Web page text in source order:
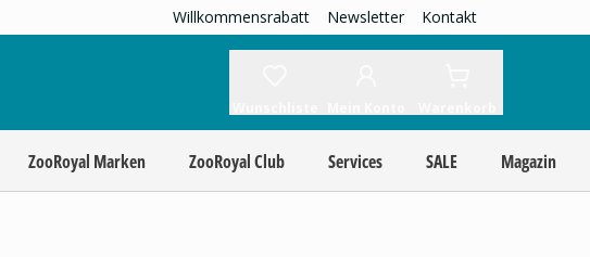
Willkommensrabatt Newsletter Kontakt
ZooRoyal Marken ZooRoyal Club Services SALE Magazin